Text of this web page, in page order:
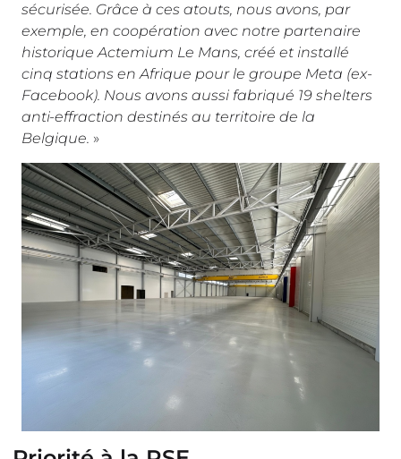
sécurisée. Grâce à ces atouts, nous avons, par
exemple, en coopération avec notre partenaire
historique Actemium Le Mans, créé et installé
cinq stations en Afrique pour le groupe Meta (ex-
Facebook). Nous avons aussi fabriqué 19 shelters
anti-effraction destinés au territoire de la
Belgique. »